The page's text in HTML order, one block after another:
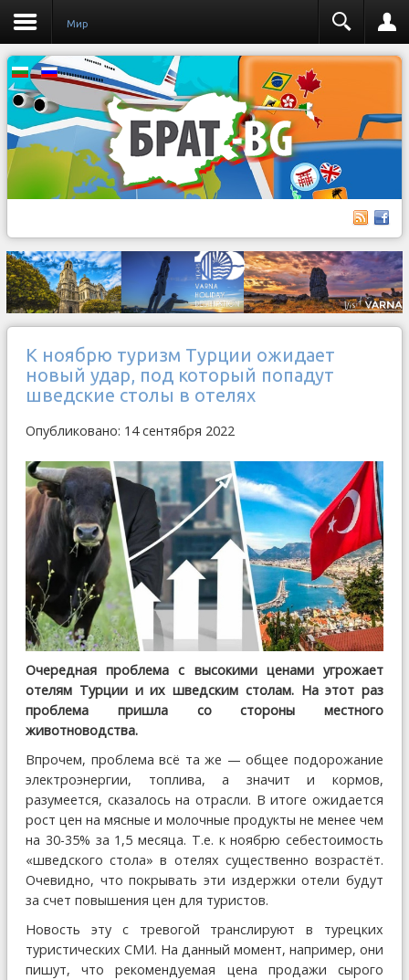
Мир
К ноябрю туризм Турции ожидает
новый удар, под который попадут
шведские столы в отелях
Опубликовано: 14 сентября 2022
Очередная проблема с высокими ценами угрожает
отелям Турции и их шведским столам. На этот раз
проблема пришла со стороны местного
животноводства.
Впрочем, проблема всё та же — общее подорожание
электроэнергии, топлива, а значит и кормов,
разумеется, сказалось на отрасли. В итоге ожидается
рост цен на мясные и молочные продукты не менее чем
на 30-35% за 1,5 месяца. Т.е. к ноябрю себестоимость
«шведского стола» в отелях существенно возрастёт.
Очевидно, что покрывать эти издержки отели будут
за счет повышения цен для туристов.
Новость эту с тревогой транслируют в турецких
туристических СМИ. На данный момент, например, они
пишут, что рекомендуемая цена продажи сырого